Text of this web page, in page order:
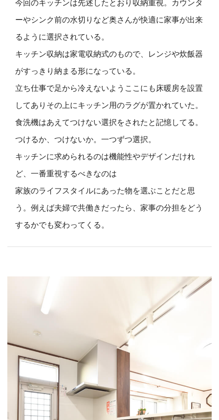
今回のキッチンは先述したとおり収納重視。カウンタ
ーやシンク前の水切りなど奥さんが快適に家事が出来
るように選択されている。
キッチン収納は家電収納式のもので、レンジや炊飯器
がすっきり納まる形になっている。
立ち仕事で足から冷えないようここにも床暖房を設置
してありその上にキッチン用のラグが置かれていた。
食洗機はあえてつけない選択をされたと記憶してる。
つけるか、つけないか。一つずつ選択。
キッチンに求められるのは機能性やデザインだけれ
ど、一番重視するべきなのは
家族のライフスタイルにあった物を選ぶことだと思
う。例えば夫婦で共働きだったら、家事の分担をどう
するかでも変わってくる。